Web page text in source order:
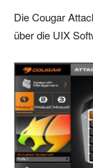
Die Cougar
über die UIX